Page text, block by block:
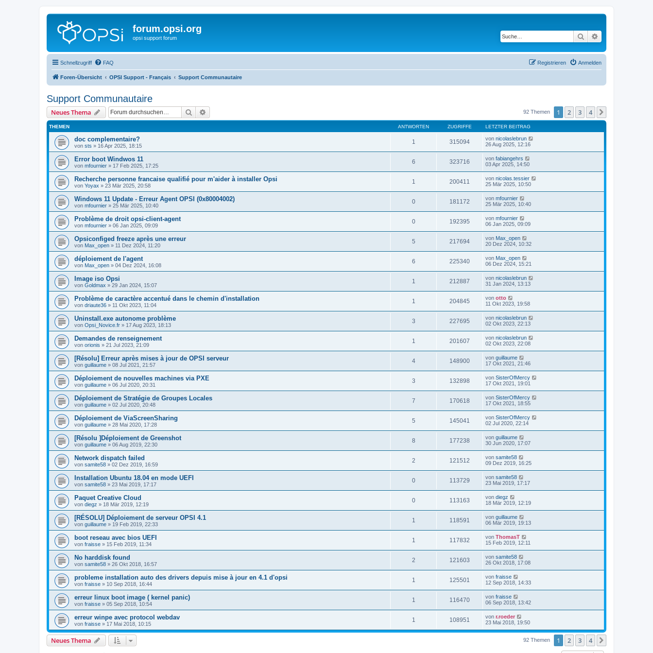
forum.opsi.org
opsi support forum Suche
Schnellzugriff FAQ Anmelden
Registrieren
Foren-Übersicht OPSI Support - Français Support Communautaire
Support Communautaire
Neues Thema Suche 92 Themen 1 2 3 4
THEMEN ANTWORTEN ZUGRIFFE LETZTER BEITRAG
doc complementaire?
von sts » 16 Apr 2025, 18:15
1 315094 von nicolaslebrun
26 Aug 2025, 12:16
Error boot Windwos 11
von mfournier » 17 Feb 2025, 17:25
6 323716 von fabiangehrs
03 Apr 2025, 14:50
Recherche personne francaise qualifié pour m'aider à installer Opsi
von Yoyax » 23 Mär 2025, 20:58
1 200411 von nicolas.tessier
25 Mär 2025, 10:50
Windows 11 Update - Erreur Agent OPSI (0x80004002)
von mfournier » 25 Mär 2025, 10:40
0 181172 von mfournier
25 Mär 2025, 10:40
Problème de droit opsi-client-agent
von mfournier » 06 Jan 2025, 09:09
0 192395 von mfournier
06 Jan 2025, 09:09
Opsiconfiged freeze après une erreur
von Max_open » 11 Dez 2024, 11:20
5 217694 von Max_open
20 Dez 2024, 10:32
déploiement de l'agent
von Max_open » 04 Dez 2024, 16:08
6 225340 von Max_open
06 Dez 2024, 15:21
Image iso Opsi
von Goldmax » 29 Jan 2024, 15:07
1 212887 von nicolaslebrun
31 Jan 2024, 13:13
Problème de caractère accentué dans le chemin d'installation
von driaute36 » 11 Okt 2023, 11:04
1 204845 von otto
11 Okt 2023, 19:58
Uninstall.exe autonome problème
von Opsi_Novice.fr » 17 Aug 2023, 18:13
3 227695 von nicolaslebrun
02 Okt 2023, 22:13
Demandes de renseignement
von orionis » 21 Jul 2023, 21:09
1 201607 von nicolaslebrun
02 Okt 2023, 22:08
[Résolu] Erreur après mises à jour de OPSI serveur
von guillaume » 08 Jul 2021, 21:57
4 148900 von guillaume
17 Okt 2021, 21:46
Déploiement de nouvelles machines via PXE
von guillaume » 06 Jul 2020, 20:31
3 132898 von SisterOfMercy
17 Okt 2021, 19:01
Déploiement de Stratégie de Groupes Locales
von guillaume » 02 Jul 2020, 20:48
7 170618 von SisterOfMercy
17 Okt 2021, 18:55
Déploiement de ViaScreenSharing
von guillaume » 28 Mai 2020, 17:28
5 145041 von SisterOfMercy
02 Jul 2020, 22:14
[Résolu ]Déploiement de Greenshot
von guillaume » 06 Aug 2019, 22:30
8 177238 von guillaume
30 Jun 2020, 17:07
Network dispatch failed
von samite58 » 02 Dez 2019, 16:59
2 121512 von samite58
09 Dez 2019, 16:25
Installation Ubuntu 18.04 en mode UEFI
von samite58 » 23 Mai 2019, 17:17
0 113729 von samite58
23 Mai 2019, 17:17
Paquet Creative Cloud
von diegz » 18 Mär 2019, 12:19
0 113163 von diegz
18 Mär 2019, 12:19
[RÉSOLU] Déploiement de serveur OPSI 4.1
von guillaume » 19 Feb 2019, 22:33
1 118591 von guillaume
06 Mär 2019, 19:13
boot reseau avec bios UEFI
von fraisse » 15 Feb 2019, 11:34
1 117832 von ThomasT
15 Feb 2019, 12:11
No harddisk found
von samite58 » 26 Okt 2018, 16:57
2 121603 von samite58
26 Okt 2018, 17:08
probleme installation auto des drivers depuis mise à jour en 4.1 d'opsi
von fraisse » 10 Sep 2018, 16:44
1 125501 von fraisse
12 Sep 2018, 14:33
erreur linux boot image ( kernel panic)
von fraisse » 05 Sep 2018, 10:54
1 116470 von fraisse
06 Sep 2018, 13:42
erreur winpe avec protocol webdav
von fraisse » 17 Mai 2018, 10:15
1 108951 von r.roeder
23 Mai 2018, 19:50
Neues Thema 92 Themen 1 2 3 4